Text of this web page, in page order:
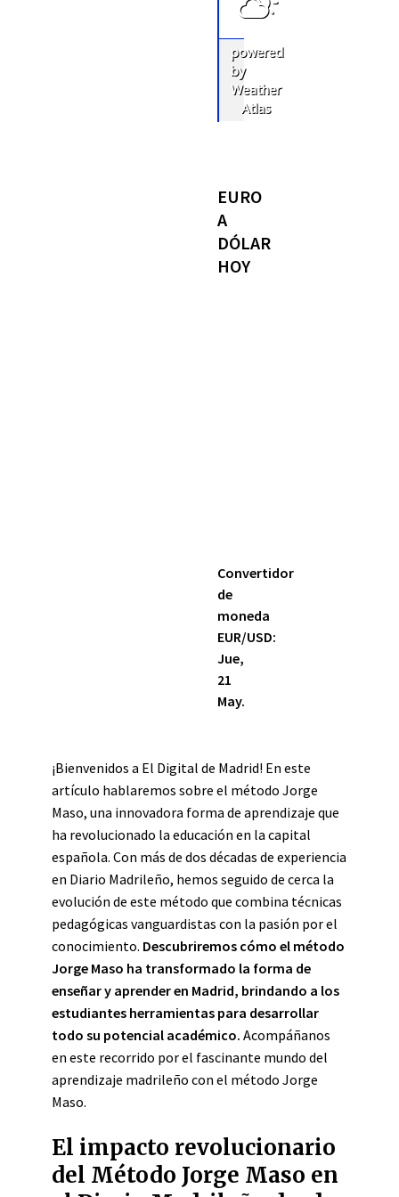
¡Bienvenidos a El Digital de Madrid! En este
artículo hablaremos sobre el método Jorge
Maso, una innovadora forma de aprendizaje que
ha revolucionado la educación en la capital
española. Con más de dos décadas de experiencia
en Diario Madrileño, hemos seguido de cerca la
evolución de este método que combina técnicas
pedagógicas vanguardistas con la pasión por el
conocimiento. Descubriremos cómo el método
Jorge Maso ha transformado la forma de
enseñar y aprender en Madrid, brindando a los
estudiantes herramientas para desarrollar
todo su potencial académico. Acompáñanos
en este recorrido por el fascinante mundo del
aprendizaje madrileño con el método Jorge
Maso.
El impacto revolucionario
del Método Jorge Maso en
powered
by
Weather
Atlas
EURO
A
DÓLAR
HOY
Convertidor
de
moneda
EUR/USD:
Jue,
21
May.